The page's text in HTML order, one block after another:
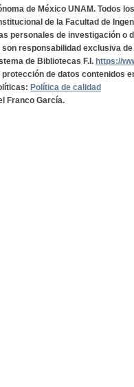
de México UNAM. Todos
de la Facultad de
personales de investigación o
responsabilidad exclusiva
de Bibliotecas F.I. https://
de datos contenidos
Política de calidad
Franco García.